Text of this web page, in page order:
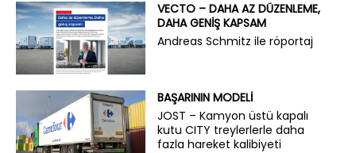
VECTO – DAHA AZ DÜZENLEME,
DAHA GENIŞ KAPSAM
Andreas Schmitz ile röportaj
BAŞARININ MODELI
JOST – Kamyon üstü kapalı
kutu CITY treylerlerle daha
fazla hareket kalibiyeti